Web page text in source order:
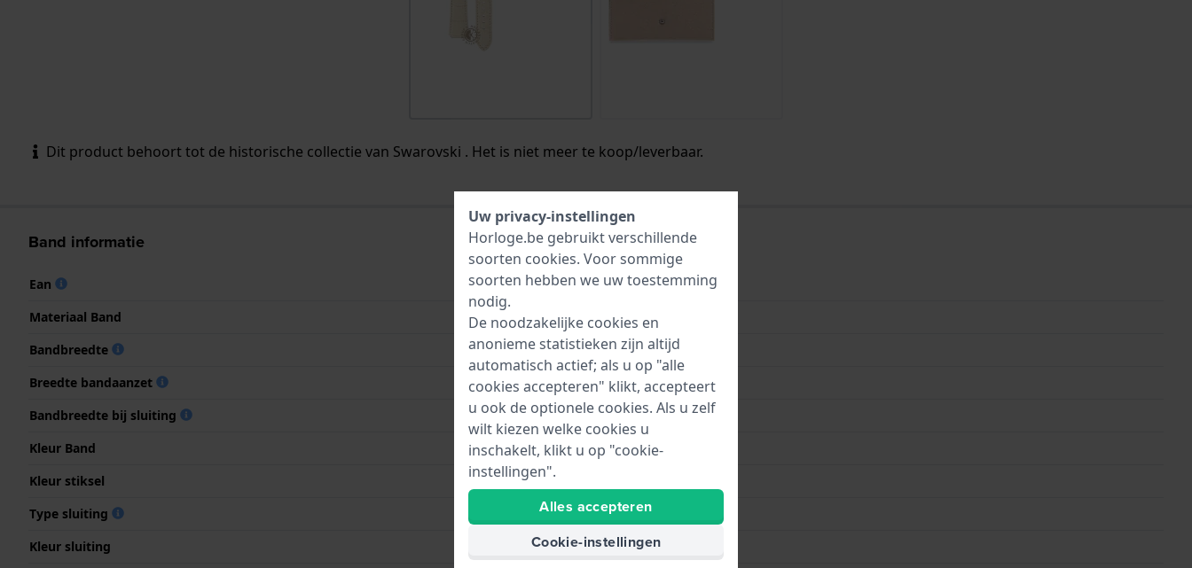
Dit product behoort tot de historische collectie van Swarovski . Het is niet meer te koop/leverbaar.
Band informatie
Ean
9007811951362
Materiaal Band
Leer
Bandbreedte
22 mm
Breedte bandaanzet
16 mm
Bandbreedte bij sluiting
18 mm
Kleur Band
Beige
Kleur stiksel
Type sluiting
Gesp
Kleur sluiting
Goud
Uw privacy-instellingen
Horloge.be gebruikt verschillende
soorten cookies. Voor sommige
soorten hebben we uw toestemming
nodig.
De noodzakelijke cookies en
anonieme statistieken zijn altijd
automatisch actief; als u op "alle
cookies accepteren" klikt, accepteert
u ook de optionele cookies. Als u zelf
wilt kiezen welke cookies u
inschakelt, klikt u op "cookie-
instellingen".
Alles accepteren
Cookie-instellingen